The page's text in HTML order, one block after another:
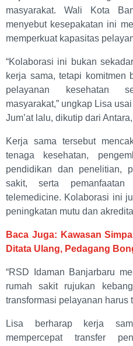
masyarakat. Wali Kota
menyebut kesepakatan ini
memperkuat kapasitas
“Kolaborasi ini bukan
kerja sama, tetapi komitmen
pelayanan kesehatan
masyarakat,” ungkap Lisa
Jum’at lalu, dikutip dari
Kerja sama tersebut
tenaga kesehatan,
pendidikan dan penelitian,
sakit, serta
telemedicine. Kolaborasi ini
peningkatan mutu dan
Baca Juga: Kawasan
Ditata Ulang, Pedagang
“RSD Idaman Banjarbaru
rumah sakit rujukan
transformasi pelayanan harus
Lisa berharap kerja
mempercepat transfer